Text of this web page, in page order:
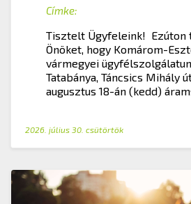
Címke:
Tisztelt Ügyfeleink! Ezúton
Önöket, hogy Komárom-
vármegyei
Tatabánya, Táncsics Mihály
augusztus 18-án (kedd)
2026. július 30. csütörtök